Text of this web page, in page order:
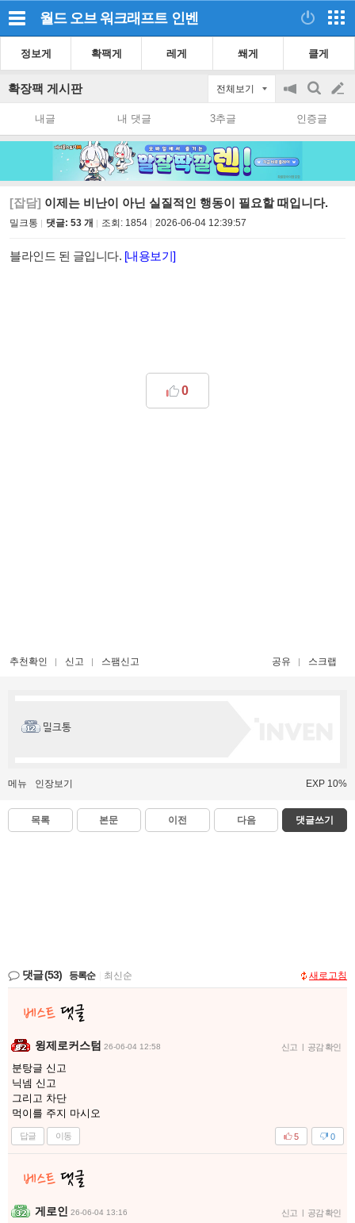
월드 오브 워크래프트 인벤
정보게 확팩게 레게 쐐게 클게
확장팩 게시판 전체보기
공
on/off
검
색
글
쓰
내글 내 댓글 3추글 인증글
[잡담] 이제는 비난이 아닌 실질적인 행동이 필요할 때입니다.
밀크통 댓글: 53 개 조회: 1854 2026-06-04 12:39:57
블라인드 된 글입니다. [내용보기]
0
추천확인 신고 스팸신고 공유 스크랩
밀크통
메뉴 인장보기 EXP 10%
목록 본문 이전 다음 댓글쓰기
댓글(53) 등록순 최신순 새로고침
윙제로커스텀 26-06-04 12:58 신고 | 공감 확인
분탕글 신고
닉넴 신고
그리고 차단
먹이를 주지 마시오
답글 이동 0
5
게로인 26-06-04 13:16 신고 | 공감 확인